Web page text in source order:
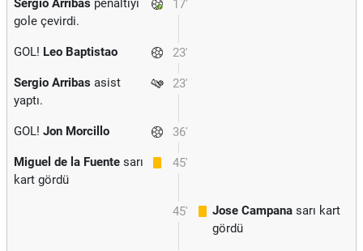
17'
Sergio Arribas penaltıyı
gole çevirdi.
23'
GOL! Leo Baptistao
23'
Sergio Arribas asist
yaptı.
36'
GOL! Jon Morcillo
45'
Miguel de la Fuente sarı
kart gördü
45' Jose Campana sarı kart
gördü